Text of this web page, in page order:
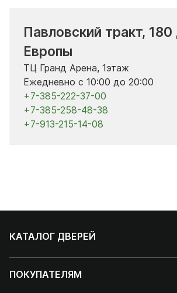
Павловский тракт,
Европы
ТЦ Гранд Арена, 1этаж
Ежедневно с 10:00 до 20:00
+7-385-222-37-00
+7-385-258-48-38
+7-913-215-14-08
КАТАЛОГ ДВЕРЕЙ
ПОКУПАТЕЛЯМ